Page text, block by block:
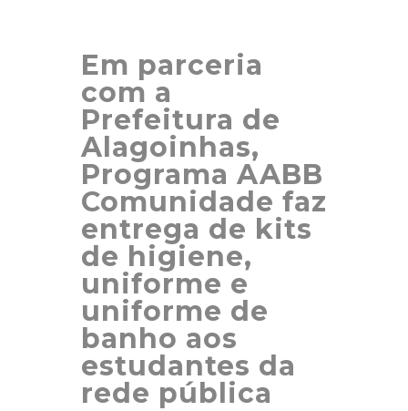
Em parceria
com a
Prefeitura de
Alagoinhas,
Programa AABB
Comunidade faz
entrega de kits
de higiene,
uniforme e
uniforme de
banho aos
estudantes da
rede pública